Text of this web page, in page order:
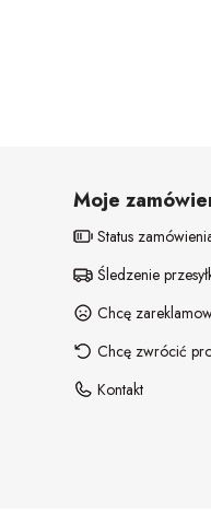
Moje
Status
Śledzenie
Chcę
Chcę zwrócić
Kontakt